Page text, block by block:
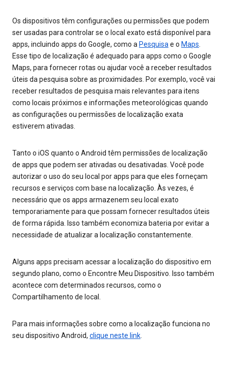
Os dispositivos têm configurações ou permissões que podem
ser usadas para controlar se o local exato está disponível para
apps, incluindo apps do Google, como a Pesquisae o Maps.
Esse tipo de localização é adequado para apps como o Google
Maps, para fornecer rotas ou ajudar você a receber resultados
úteis da pesquisa sobre as proximidades. Por exemplo, você vai
receber resultados de pesquisa mais relevantes para itens
como locais próximos e informações meteorológicas quando
as configurações ou permissões de localização exata
estiverem ativadas.
Tanto o iOS quanto o Android têm permissões de localização
de apps que podem ser ativadas ou desativadas. Você pode
autorizar o uso do seu local por apps para que eles forneçam
recursos e serviços com base na localização. Às vezes, é
necessário que os apps armazenem seu local exato
temporariamente para que possam fornecer resultados úteis
de forma rápida. Isso também economiza bateria por evitar a
necessidade de atualizar a localização constantemente.
Alguns apps precisam acessar a localização do dispositivo em
segundo plano, como o Encontre Meu Dispositivo. Isso também
acontece com determinados recursos, como o
Compartilhamento de local.
Para mais informações sobre como a localização funciona no
seu dispositivo Android, clique neste link.